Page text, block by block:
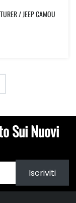
/ JEEP CAMOU
Sui Nuovi
Iscriviti